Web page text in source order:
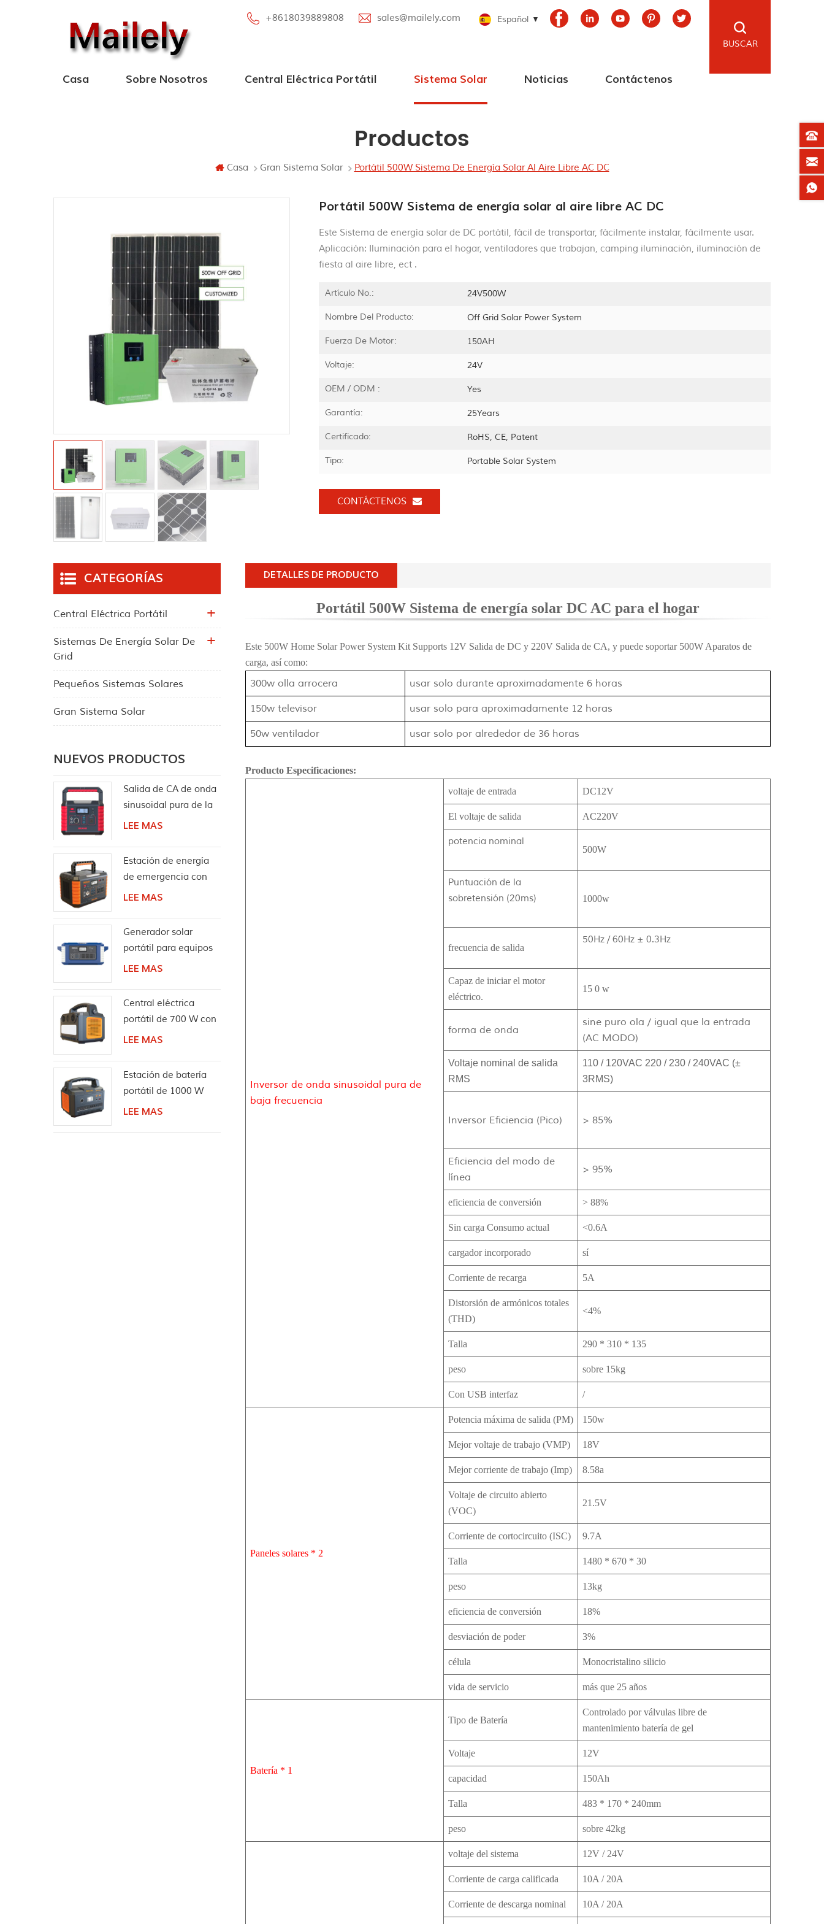
+8618039889808 sales@mailely.com Español
BUSCAR
Casa Sobre Nosotros Central Eléctrica Portátil Sistema Solar Noticias Contáctenos
Productos
Casa Gran Sistema Solar Portátil 500W Sistema De Energía Solar Al Aire Libre AC DC
Portátil 500W Sistema de energía solar al aire libre AC DC
Este Sistema de energía solar de DC portátil, fácil de transportar, fácilmente instalar, fácilmente usar.
Aplicación: Iluminación para el hogar, ventiladores que trabajan, camping iluminación, iluminación de
fiesta al aire libre, ect .
Artículo No.: 24V500W
Nombre Del Producto: Off Grid Solar Power System
Fuerza De Motor: 150AH
Voltaje: 24V
OEM / ODM : Yes
Garantía: 25Years
Certificado: RoHS, CE, Patent
Tipo: Portable Solar System
CONTÁCTENOS
DETALLES DE PRODUCTO
Portátil 500W Sistema de energía solar DC AC para el hogar
Este 500W Home Solar Power System Kit Supports 12V Salida de DC y 220V Salida de CA, y puede soportar 500W Aparatos de
carga, así como:
300w olla arrocera usar solo durante aproximadamente 6 horas
150w televisor usar solo para aproximadamente12 horas
50w ventilador usar solo por alrededor de 36horas
Producto Especificaciones:
Inversor de onda sinusoidal pura de
baja frecuencia
voltaje de entrada DC12V
El voltaje de salida AC220V
potencia nominal
500W
Puntuación de la
sobretensión (20ms)
1000w
frecuencia de salida
50Hz / 60Hz ± 0.3Hz
Capaz de iniciar el motor
eléctrico.
150w
forma de onda
sine puro ola / igual que la entrada
(AC MODO)
Voltaje nominal de salida
RMS
110 / 120VAC 220 / 230 / 240VAC (±
3RMS)
Inversor Eficiencia (Pico) > 85%
Eficiencia del modo de
línea
> 95%
eficiencia de conversión > 88%
Sin carga Consumo actual <0.6A
cargador incorporado sí
Corriente de recarga 5A
Distorsión de armónicos totales
(THD)
<4%
Talla 290 * 310 * 135
peso sobre 15kg
Con USB interfaz /
Paneles solares * 2
Potencia máxima de salida (PM) 150w
Mejor voltaje de trabajo (VMP) 18V
Mejor corriente de trabajo (Imp) 8.58a
Voltaje de circuito abierto
(VOC)
21.5V
Corriente de cortocircuito (ISC) 9.7A
Talla 1480 * 670 * 30
peso 13kg
eficiencia de conversión 18%
desviación de poder 3%
célula Monocristalino silicio
vida de servicio más que 25 años
Batería * 1
Tipo de Batería
Controlado por válvulas libre de
mantenimiento batería de gel
Voltaje 12V
capacidad 150Ah
Talla 483 * 170 * 240mm
peso sobre 42kg
voltaje del sistema 12V / 24V
Corriente de carga calificada 10A / 20A
Corriente de descarga nominal 10A / 20A
CATEGORÍAS
Central Eléctrica Portátil
Sistemas De Energía Solar De
Grid
Pequeños Sistemas Solares
Gran Sistema Solar
NUEVOS PRODUCTOS
Salida de CA de onda
sinusoidal pura de la
estación de energía
LEE MAS
Estación de energía
de emergencia con
batería de litio para
LEE MAS
Generador solar
portátil para equipos
de energía al aire
LEE MAS
Central eléctrica
portátil de 700 W con
altavoz inalámbrico
LEE MAS
Estación de batería
portátil de 1000 W
con altavoz Bluetooth
LEE MAS